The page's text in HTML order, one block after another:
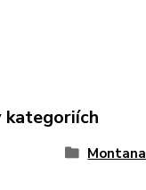
kategoriích
Montana